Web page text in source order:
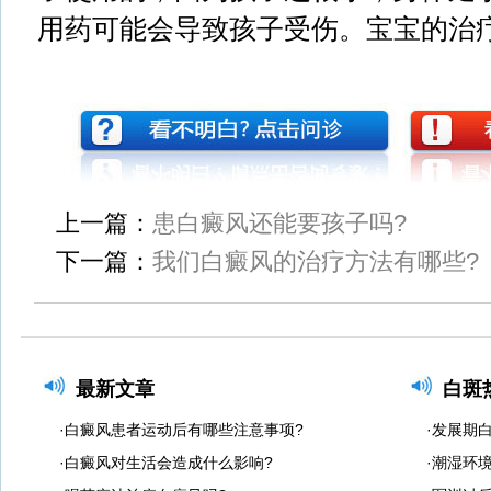
用药可能会导致孩子受伤。宝宝的治
上一篇： 患白癜风还能要孩子吗?
下一篇： 我们白癜风的治疗方法有哪些?
最新文章
·白癜风患者运动后有哪些注意事项?
·白癜风对生活会造成什么影响?
白斑
·发展期
·潮湿环